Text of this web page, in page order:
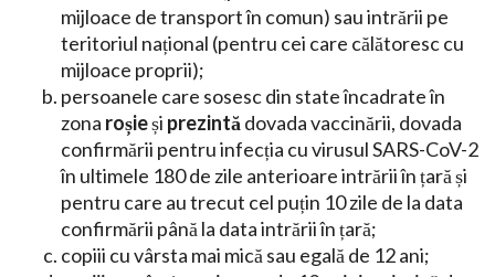
mijloace de transport în comun) sau intrării pe
teritoriul național (pentru cei care călătoresc cu
mijloace proprii);
persoanele care sosesc din state încadrate în
zona roșieși prezintă dovada vaccinării, dovada
confirmării pentru infecția cu virusul SARS-CoV-2
în ultimele 180 de zile anterioare intrării în țară și
pentru care au trecut cel puțin 10 zile de la data
confirmării până la data intrării în țară;
copiii cu vârsta mai mică sau egală de 12 ani;